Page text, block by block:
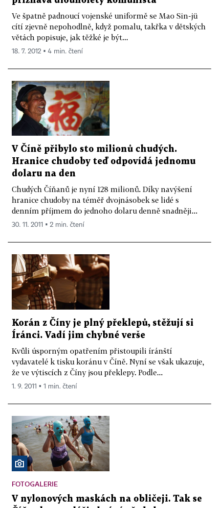
Ve špatně padnoucí vojenské uniformě se Mao Sin-jü
cítí zjevně nepohodlně, když pomalu, takřka v dětských
větách popisuje, jak těžké je být...
18. 7. 2012 ▪ 4 min. čtení
V Číně přibylo sto milionů chudých.
Hranice chudoby teď odpovídá jednomu
dolaru na den
Chudých Číňanů je nyní 128 milionů. Díky navýšení
hranice chudoby na téměř dvojnásobek se lidé s
denním příjmem do jednoho dolaru denně snadněji...
30. 11. 2011 ▪ 2 min. čtení
Korán z Číny je plný překlepů, stěžují si
Íránci. Vadí jim chybné verše
Kvůli úsporným opatřením přistoupili íránští
vydavatelé k tisku koránu v Číně. Nyní se však ukazuje,
že ve výtiscích z Číny jsou překlepy. Podle...
1. 9. 2011 ▪ 1 min. čtení
FOTOGALERIE
V nylonových maskách na obličeji. Tak se